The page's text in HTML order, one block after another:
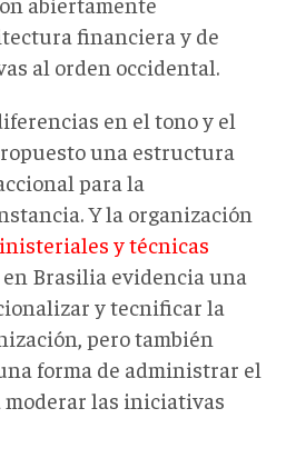
financiera y de
al orden occidental.
en el tono y el
una estructura
para la
Y la organización
y técnicas
Brasilia evidencia una
y tecnificar la
pero también
forma de administrar el
las iniciativas